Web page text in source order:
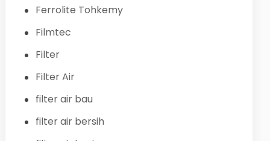
Ferrolite Tohkemy
Filmtec
Filter
Filter Air
filter air bau
filter air bersih